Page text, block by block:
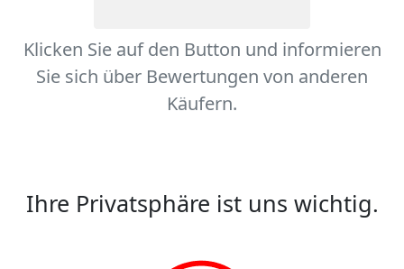
Klicken Sie auf den Button und informieren
Sie sich über Bewertungen von anderen
Käufern.
Ihre Privatsphäre ist uns wichtig.